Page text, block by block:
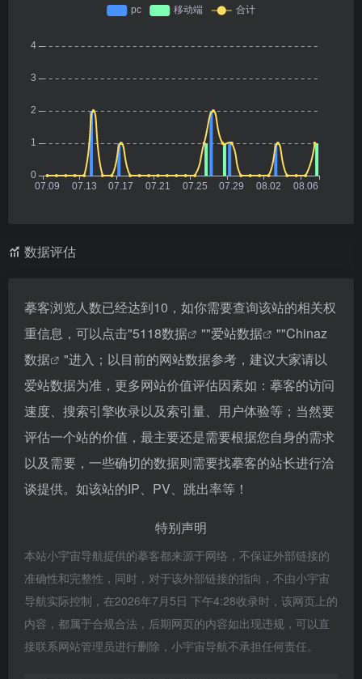
数据评估
摹客浏览人数已经达到10，如你需要查询该站的相关权
重信息，可以点击"5118数据 ""爱站数据 ""Chinaz
数据
"进入；以目前的网站数据参考，建议大家请以
爱站数据为准，更多网站价值评估因素如：摹客的访问
速度、搜索引擎收录以及索引量、用户体验等；当然要
评估一个站的价值，最主要还是需要根据您自身的需求
以及需要，一些确切的数据则需要找摹客的站长进行洽
谈提供。如该站的IP、PV、跳出率等！
特别声明
本站小宇宙导航提供的摹客都来源于网络，不保证外部链接的
准确性和完整性，同时，对于该外部链接的指向，不由小宇宙
导航实际控制，在2026年7月5日 下午4:28收录时，该网页上的
内容，都属于合规合法，后期网页的内容如出现违规，可以直
接联系网站管理员进行删除，小宇宙导航不承担任何责任。